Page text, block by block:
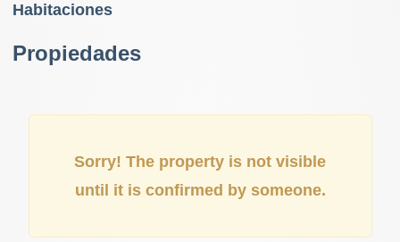
Habitaciones
Propiedades
Sorry! The property is not visible
until it is confirmed by someone.